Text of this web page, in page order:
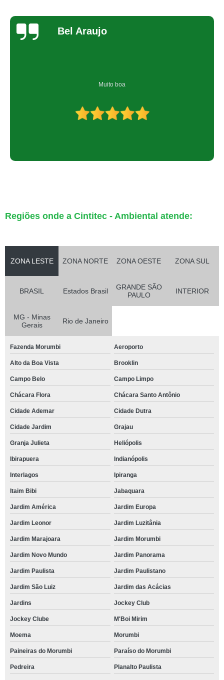
Bel Araujo
Muito boa
Regiões onde a Cintitec - Ambiental atende:
ZONA LESTE ZONA NORTE ZONA OESTE ZONA SUL
BRASIL Estados Brasil
GRANDE SÃO
PAULO
INTERIOR
MG - Minas
Gerais
Rio de Janeiro
Fazenda Morumbi Aeroporto
Alto da Boa Vista Brooklin
Campo Belo Campo Limpo
Chácara Flora Chácara Santo Antônio
Cidade Ademar Cidade Dutra
Cidade Jardim Grajau
Granja Julieta Heliópolis
Ibirapuera Indianópolis
Interlagos Ipiranga
Itaim Bibi Jabaquara
Jardim América Jardim Europa
Jardim Leonor Jardim Luzitânia
Jardim Marajoara Jardim Morumbi
Jardim Novo Mundo Jardim Panorama
Jardim Paulista Jardim Paulistano
Jardim São Luiz Jardim das Acácias
Jardins Jockey Club
Jockey Clube M'Boi Mirim
Moema Morumbi
Paineiras do Morumbi Paraíso do Morumbi
Pedreira Planalto Paulista